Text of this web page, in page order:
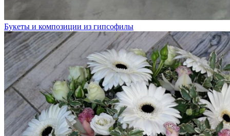
Букеты и композиции из гипсофилы